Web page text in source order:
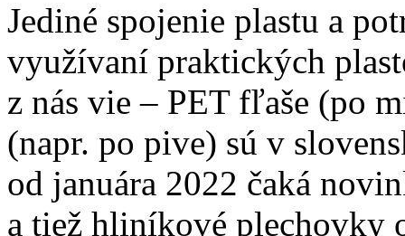
Jediné spojenie plastu a
využívaní praktických
z nás vie – PET fľaše (po
(napr. po pive) sú v
od januára 2022 čaká
a tiež hliníkové plechovky